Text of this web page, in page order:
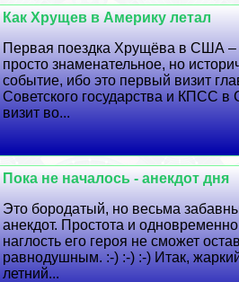
Как Хрущев в Америку летал
Первая поездка Хрущёва в США –
просто знаменательное, но
событие, ибо это первый визит
Советского государства и КПСС
визит во...
Пока не началось - анекдот дня
Это бородатый, но весьма
анекдот. Простота и одновременно
наглость его героя не сможет
равнодушным. :-) :-) :-) Итак,
летний...